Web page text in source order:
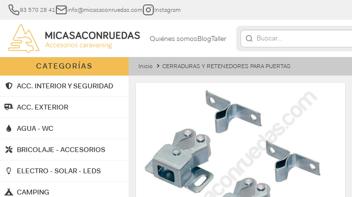
93 570 28 41 info@micasaconruedas.com Instagram
Quiénes somosBlogTaller
CATEGORÍAS
ACC. INTERIOR Y SEGURIDAD
ACC. EXTERIOR
AGUA - WC
BRICOLAJE - ACCESORIOS
ELECTRO - SOLAR - LEDS
CAMPING
Inicio CERRADURAS Y RETENEDORES PARA PUERTAS